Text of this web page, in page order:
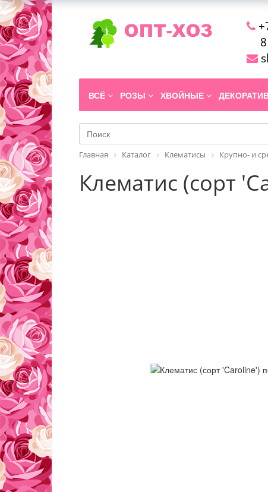
ВСЁ РОЗЫ ХВОЙНЫЕ
Главная Каталог Клематисы Крупно- и
Клематис (сорт